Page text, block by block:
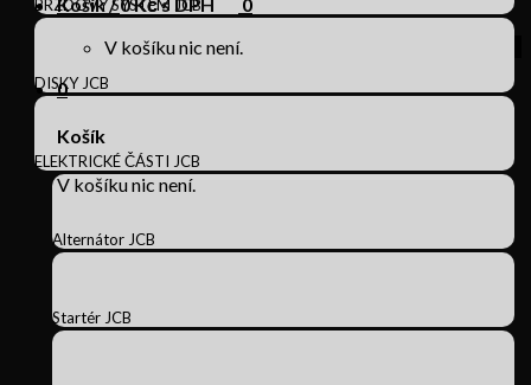
V košíku nic není.
0
Košík
V košíku nic není.
BRZDOVÝ SYSTÉM JCB
DISKY JCB
ELEKTRICKÉ ČÁSTI JCB
Alternátor JCB
Startér JCB